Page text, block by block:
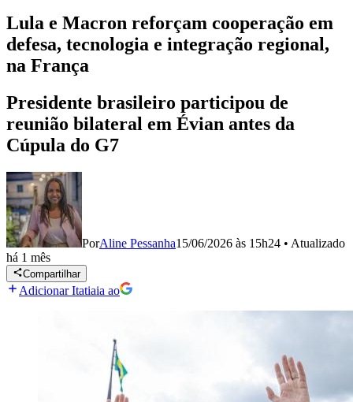
Lula e Macron reforçam cooperação em
defesa, tecnologia e integração regional,
na França
Presidente brasileiro participou de
reunião bilateral em Évian antes da
Cúpula do G7
PorAline Pessanha15/06/2026 às 15h24 • Atualizado
há 1 mês
Compartilhar
Adicionar Itatiaia ao